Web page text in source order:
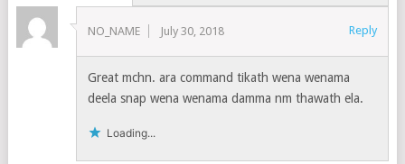
NO_NAME July 30, 2018 Reply
Great mchn. ara command tikath wena wenama
deela snap wena wenama damma nm thawath ela.
Loading...